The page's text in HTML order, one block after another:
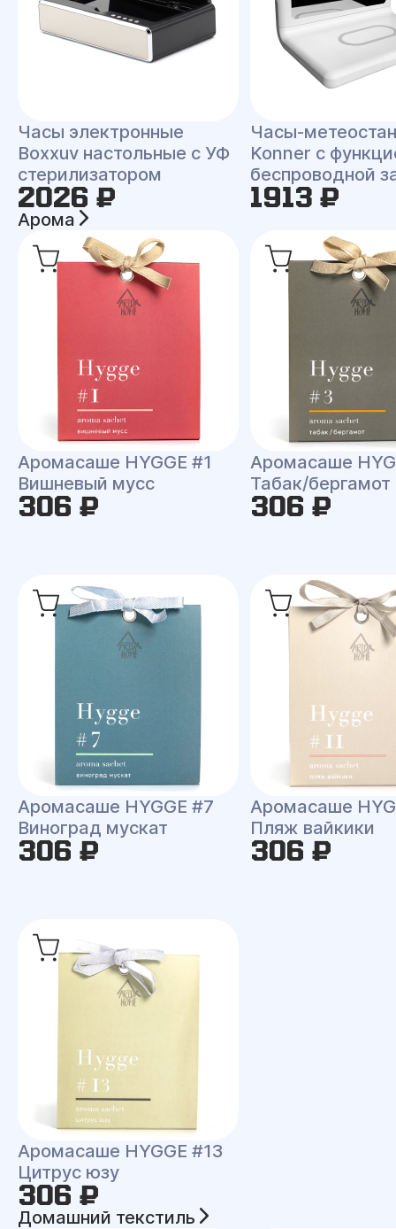
Часы электронные
Boxxuv настольные с УФ
стерилизатором
2026 ₽
Часы-
Konner с
беспроводной
1913 ₽
Арома
Аромасаше HYGGE #1
Вишневый мусс
306 ₽
Аромасаше
Табак/бергамот
306 ₽
Аромасаше HYGGE #7
Виноград мускат
306 ₽
Аромасаше
Пляж вайкики
306 ₽
Аромасаше HYGGE #13
Цитрус юзу
306 ₽
Домашний текстиль